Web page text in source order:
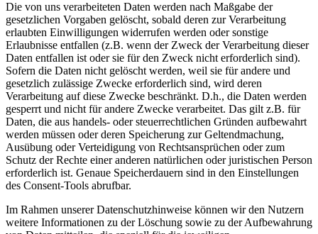
Die von uns verarbeiteten Daten werden nach Maßgabe der
gesetzlichen Vorgaben gelöscht, sobald deren zur Verarbeitung
erlaubten Einwilligungen widerrufen werden oder sonstige
Erlaubnisse entfallen (z.B. wenn der Zweck der Verarbeitung dieser
Daten entfallen ist oder sie für den Zweck nicht erforderlich sind).
Sofern die Daten nicht gelöscht werden, weil sie für andere und
gesetzlich zulässige Zwecke erforderlich sind, wird deren
Verarbeitung auf diese Zwecke beschränkt. D.h., die Daten werden
gesperrt und nicht für andere Zwecke verarbeitet. Das gilt z.B. für
Daten, die aus handels- oder steuerrechtlichen Gründen aufbewahrt
werden müssen oder deren Speicherung zur Geltendmachung,
Ausübung oder Verteidigung von Rechtsansprüchen oder zum
Schutz der Rechte einer anderen natürlichen oder juristischen Person
erforderlich ist. Genaue Speicherdauern sind in den Einstellungen
des Consent-Tools abrufbar.
Im Rahmen unserer Datenschutzhinweise können wir den Nutzern
weitere Informationen zu der Löschung sowie zu der Aufbewahrung